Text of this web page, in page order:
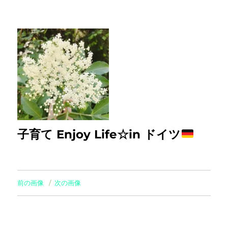
子育て Enjoy Life☆in ドイツ
前の画像 次の画像